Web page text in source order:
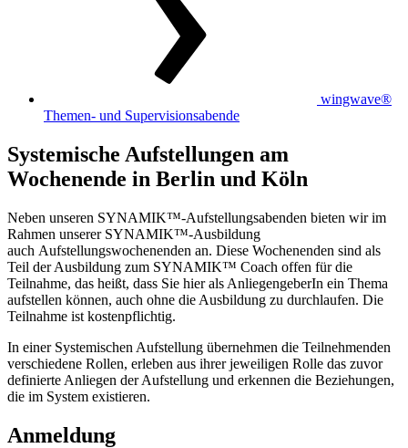
wingwave®
Themen- und Supervisionsabende
Systemische Aufstellungen am
Wochenende in Berlin und Köln
Neben unseren SYNAMIK™-Aufstellungsabenden bieten wir im
Rahmen unserer SYNAMIK™-Ausbildung
auch Aufstellungswochenenden an. Diese Wochenenden sind als
Teil der Ausbildung zum SYNAMIK™ Coach offen für die
Teilnahme, das heißt, dass Sie hier als AnliegengeberIn ein Thema
aufstellen können, auch ohne die Ausbildung zu durchlaufen. Die
Teilnahme ist kostenpflichtig.
In einer Systemischen Aufstellung übernehmen die Teilnehmenden
verschiedene Rollen, erleben aus ihrer jeweiligen Rolle das zuvor
definierte Anliegen der Aufstellung und erkennen die Beziehungen,
die im System existieren.
Anmeldung